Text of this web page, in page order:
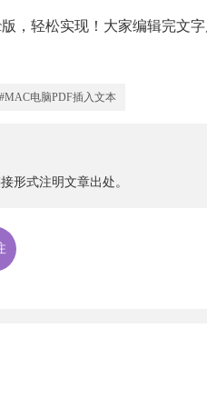
，轻松实现！大家编辑完文
#MAC电脑PDF插入文本
形式注明文章出处。